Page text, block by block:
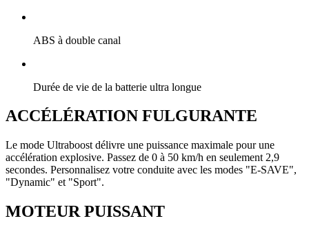
ABS à double canal
Durée de vie de la batterie ultra longue
ACCÉLÉRATION FULGURANTE
Le mode Ultraboost délivre une puissance maximale pour une
accélération explosive. Passez de 0 à 50 km/h en seulement 2,9
secondes. Personnalisez votre conduite avec les modes "E-SAVE",
"Dynamic" et "Sport".
MOTEUR PUISSANT